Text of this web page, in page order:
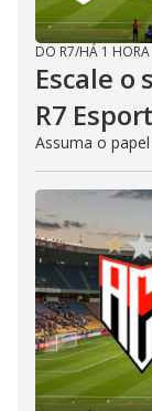
DO R7/HÁ 1 HORA
Escale
R7
Assuma o